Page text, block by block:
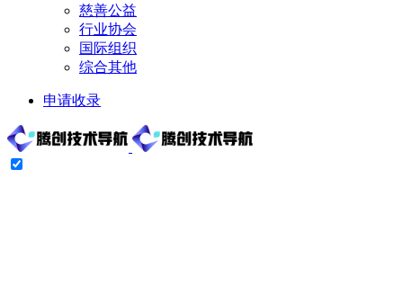
慈善公益
行业协会
国际组织
综合其他
申请收录